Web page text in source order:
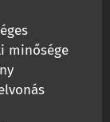
minősége